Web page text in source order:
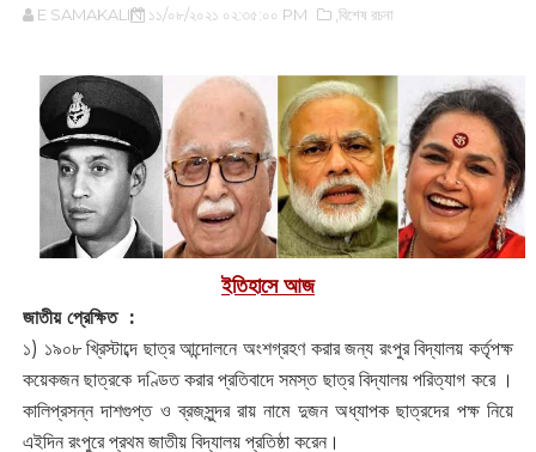
E SAMAKALIN ১১/০৮/২০২১ ০২:৩৫:০০ PM ,বিশেষ রচনা
ইতিহাসে আজ
জাতীয় প্রেক্ষিত :
১) ১৯০৮ খ্রিস্টাব্দে ছাত্র আন্দোলনে অংশগ্রহণ করার জন্য রংপুর বিদ্যালয় কর্তৃপক্ষ
কয়েকজন ছাত্রকে দণ্ডিত করার প্রতিবাদে সমস্ত ছাত্র বিদ্যালয় পরিত্যাগ করে ।
কালিপ্রসন্ন দাশগুপ্ত ও ব্রজসুন্দর রায় নামে দুজন অধ্যাপক ছাত্রদের পক্ষ নিয়ে
এইদিন রংপুরে প্রথম জাতীয় বিদ্যালয় প্রতিষ্ঠা করেন।